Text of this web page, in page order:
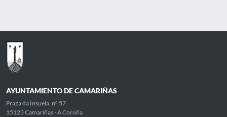
AYUNTAMIENTO DE CAMARIÑAS
Praza da Insuela, nº 57
15123 Camariñas - A Coruña